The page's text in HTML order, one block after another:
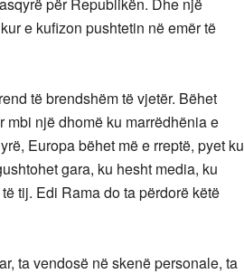
e kufizon pushtetin në emër të
të brendshëm të vjetër. Bëhet
mbi një dhomë ku marrëdhënia e
Europa bëhet më e rreptë, pyet ku
gara, ku hesht media, ku
tij. Edi Rama do ta përdorë këtë
ta vendosë në skenë personale, ta